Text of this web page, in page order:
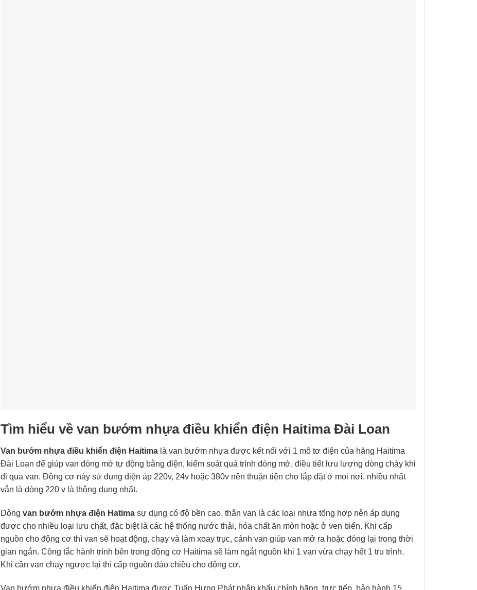
Tìm hiểu về van bướm nhựa điều khiển điện Haitima Đài Loan
Van bướm nhựa điều khiển điện Haitima là van bướm nhựa được kết nối với 1 mô tơ điện của hãng Haitima
Đài Loan để giúp van đóng mở tự động bằng điện, kiểm soát quá trình đóng mở, điều tiết lưu lượng dòng chảy khi
đi qua van. Động cơ này sử dụng điện áp 220v, 24v hoặc 380v nên thuận tiện cho lắp đặt ở mọi nơi, nhiều nhất
vẫn là dòng 220 v là thông dụng nhất.
Dòng van bướm nhựa điện Hatima sự dụng có độ bền cao, thân van là các loại nhựa tổng hợp nên áp dụng
được cho nhiều loại lưu chất, đặc biệt là các hệ thống nước thải, hóa chất ăn mòn hoặc ở ven biển. Khi cấp
nguồn cho động cơ thì van sẽ hoạt động, chạy và làm xoay trục, cánh van giúp van mở ra hoặc đóng lại trong thời
gian ngắn. Công tắc hành trình bên trong động cơ Haitima sẽ làm ngắt nguồn khi 1 van vừa chạy hết 1 tru trình.
Khi cần van chạy ngược lại thì cấp nguồn đảo chiều cho động cơ.
Van bướm nhựa điều khiển điện Haitima được Tuấn Hưng Phát nhập khẩu chính hãng, trực tiếp, bảo hành 15